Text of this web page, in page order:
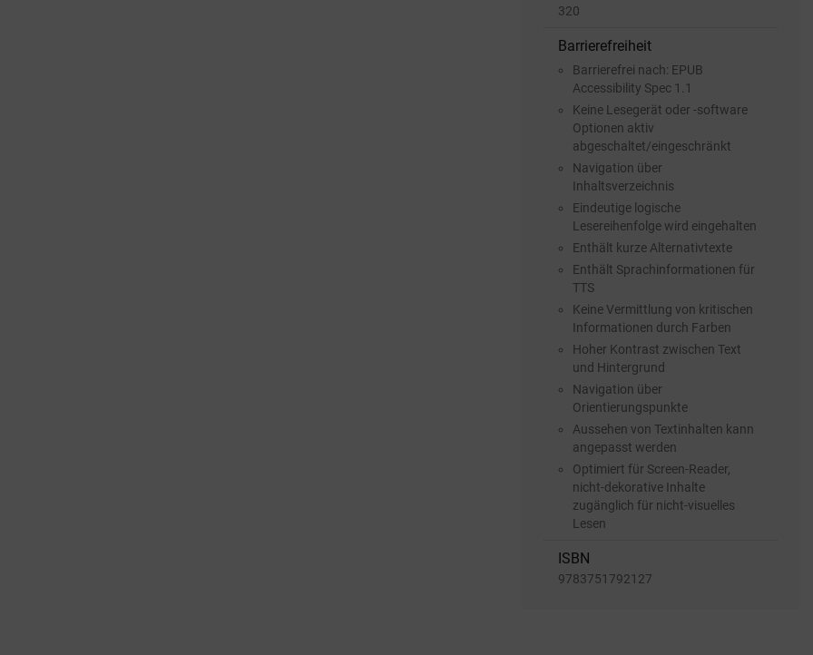
320
Barrierefreiheit
Barrierefrei nach: EPUB
Accessibility Spec 1.1
Keine Lesegerät oder -software
Optionen aktiv
abgeschaltet/eingeschränkt
Navigation über
Inhaltsverzeichnis
Eindeutige logische
Lesereihenfolge wird eingehalten
Enthält kurze Alternativtexte
Enthält Sprachinformationen für
TTS
Keine Vermittlung von kritischen
Informationen durch Farben
Hoher Kontrast zwischen Text
und Hintergrund
Navigation über
Orientierungspunkte
Aussehen von Textinhalten kann
angepasst werden
Optimiert für Screen-Reader,
nicht-dekorative Inhalte
zugänglich für nicht-visuelles
Lesen
ISBN
9783751792127